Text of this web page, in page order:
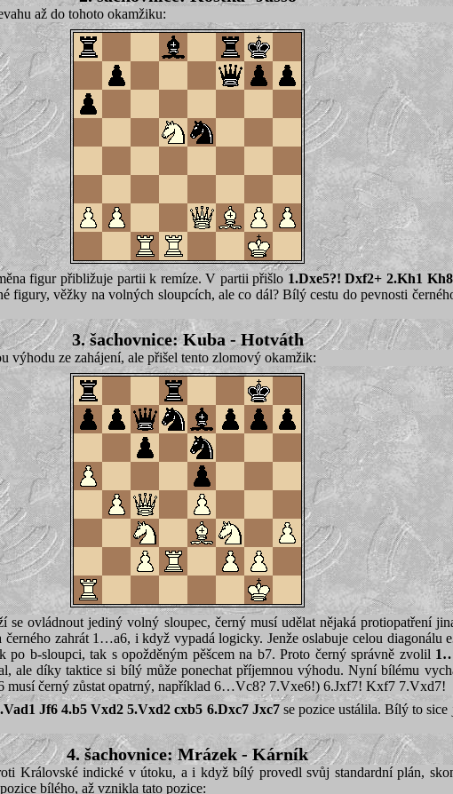
až do tohoto okamžiku:
figur přibližuje partii k remíze. V partii přišlo 1.Dxe5?! Dxf2+ 2.Kh1 Kh8
figury, věžky na volných sloupcích, ale co dál? Bílý cestu do pevnosti
3. šachovnice: Kuba - Hotváth
výhodu ze zahájení, ale přišel tento zlomový okamžik:
se ovládnout jediný volný sloupec, černý musí udělat nějaká protiopatření
černého zahrát 1…a6, i když vypadá logicky. Jenže oslabuje celou diagonálu
po b-sloupci, tak s opožděným pěšcem na b7. Proto černý správně zvolil
ale díky taktice si bílý může ponechat příjemnou výhodu. Nyní bílému
černý zůstat opatrný, například 6…Vc8? 7.Vxe6!) 6.Jxf7! Kxf7 7.Vxd7!
Jf6 4.b5 Vxd2 5.Vxd2 cxb5 6.Dxc7 Jxc7se pozice ustálila. Bílý to sice
4. šachovnice: Mrázek - Kárník
Královské indické v útoku, a i když bílý provedl svůj standardní plán,
bílého, až vznikla tato pozice: